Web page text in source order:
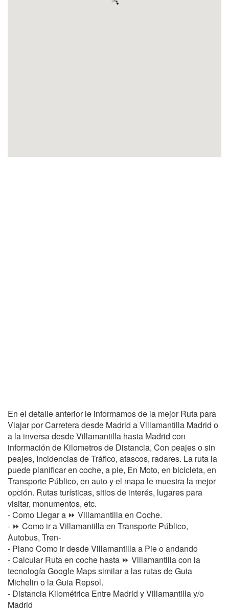
En el detalle anterior le informamos de la mejor Ruta para
Viajar por Carretera desde Madrid a Villamantilla Madrid o
a la inversa desde Villamantilla hasta Madrid con
información de Kilometros de Distancia, Con peajes o sin
peajes, Incidencias de Tráfico, atascos, radares. La ruta la
puede planificar en coche, a pie, En Moto, en bicicleta, en
Transporte Público, en auto y el mapa le muestra la mejor
opción. Rutas turísticas, sitios de interés, lugares para
visitar, monumentos, etc.
- Como Llegar a ⏩ Villamantilla en Coche.
- ⏩ Como ir a Villamantilla en Transporte Público,
Autobus, Tren-
- Plano Como ir desde Villamantilla a Pie o andando
- Calcular Ruta en coche hasta ⏩ Villamantilla con la
tecnología Google Maps similar a las rutas de Guia
Michelin o la Guia Repsol.
- Distancia Kilométrica Entre Madrid y Villamantilla y/o
Madrid